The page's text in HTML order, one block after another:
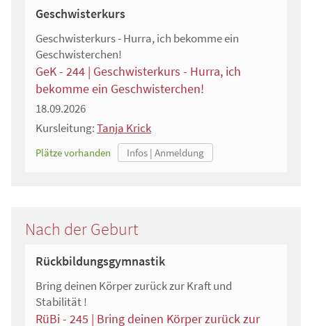
Geschwisterkurs
Geschwisterkurs - Hurra, ich bekomme ein
Geschwisterchen!
GeK - 244 | Geschwisterkurs - Hurra, ich
bekomme ein Geschwisterchen!
18.09.2026
Kursleitung:Tanja Krick
Plätze vorhanden
Nach der Geburt
Rückbildungsgymnastik
Bring deinen Körper zurück zur Kraft und
Stabilität !
RüBi - 245 | Bring deinen Körper zurück zur